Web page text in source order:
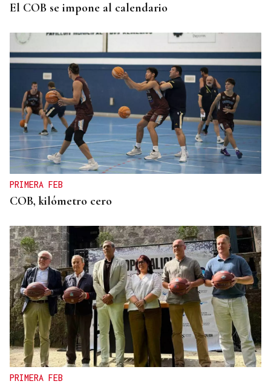
El COB se impone al calendario
PRIMERA FEB
COB, kilómetro cero
PRIMERA FEB